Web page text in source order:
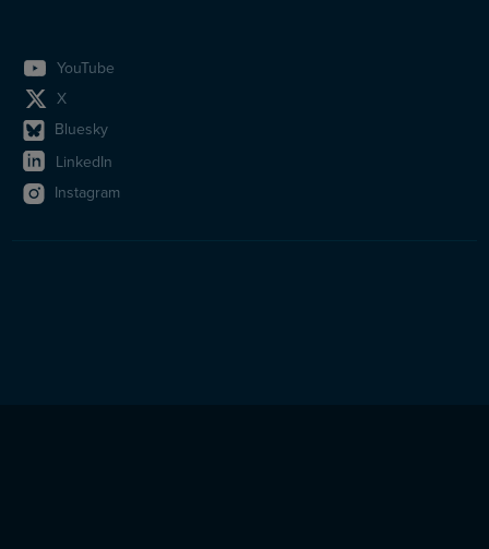
YouTube
X
Bluesky
LinkedIn
Instagram